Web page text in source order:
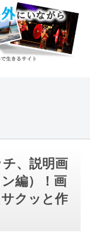
、説明画
編）！画
クッと作